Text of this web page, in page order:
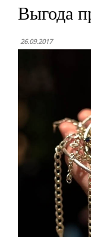
Выгода
26.09.2017